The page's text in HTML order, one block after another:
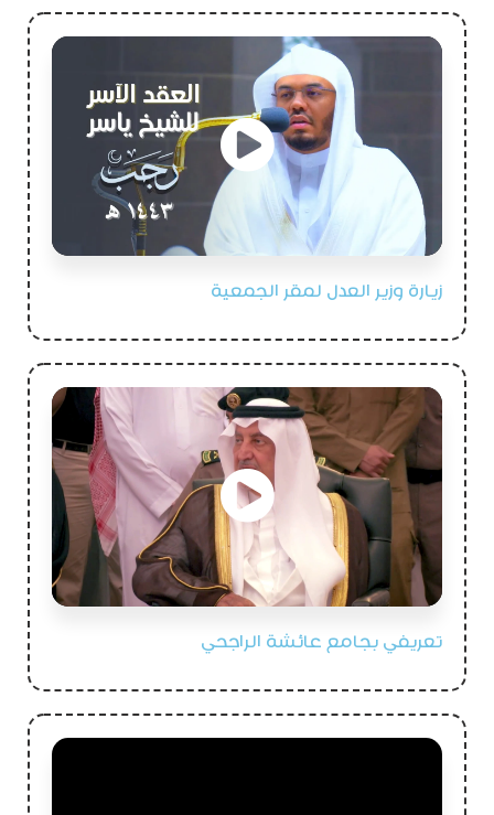
زيارة وزير العدل لمقر الجمعية
تعريفي بجامع عائشة الراجحي